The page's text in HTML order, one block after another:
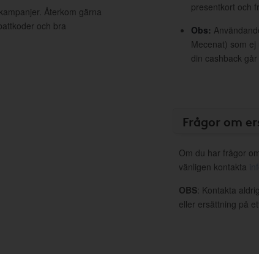
Återkom gärna
och bra
presentkort och
Obs:
Mecenat) som
din cashback
Frågor om
Om du har frågor
vänligen kontakta
OBS: Kontakta
eller ersättning på